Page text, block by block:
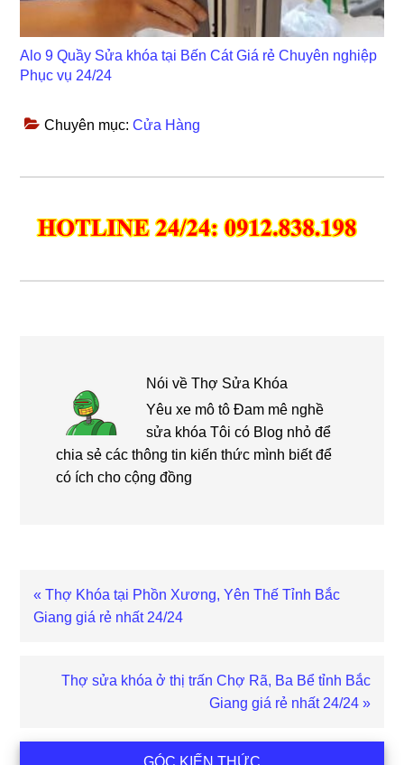
Alo 9 Quầy Sửa khóa tại Bến Cát Giá rẻ Chuyên nghiệp
Phục vụ 24/24
Chuyên mục:Cửa Hàng
Nói vềThợ Sửa Khóa
Yêu xe mô tô Đam mê nghề
sửa khóa Tôi có Blog nhỏ để
chia sẻ các thông tin kiến thức mình biết để
có ích cho cộng đồng
Bài
viết
« Thợ Khóa tại Phồn Xương, Yên Thế Tỉnh Bắc
Giang giá rẻ nhất 24/24
Bài
Thợ sửa khóa ở thị trấn Chợ Rã, Ba Bể tỉnh Bắc
Giang giá rẻ nhất 24/24 »